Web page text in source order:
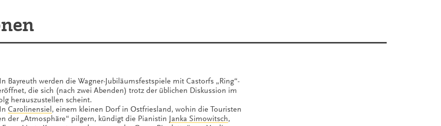
Bayreuth werden die Wagner-Jubiläumsfestspiele mit Castorfs „Ring“-
die sich (nach zwei Abenden) trotz der üblichen Diskussion im
herauszustellen scheint.
Carolinensiel , einem kleinen Dorf in Ostfriesland, wohin die Touristen
der „Atmosphäre“ pilgern, kündigt die Pianistin Janka Simowitsch,